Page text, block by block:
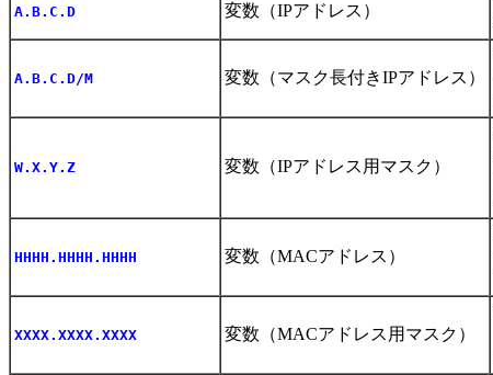
A.B.C.D 変数（IPアドレス）
A.B.C.D/M 変数（マスク長付きIPアドレス）
W.X.Y.Z 変数（IPアドレス用マスク）
HHHH.HHHH.HHHH 変数（MACアドレス）
XXXX.XXXX.XXXX 変数（MACアドレス用マスク）